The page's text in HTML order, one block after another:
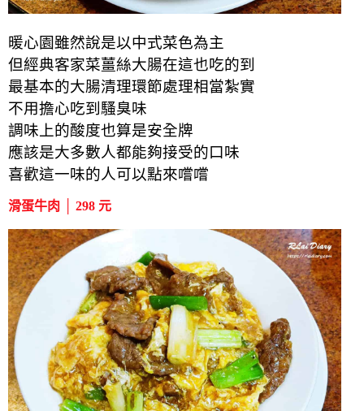
暖心園雖然說是以中式菜色為主
但經典客家菜薑絲大腸在這也吃的到
最基本的大腸清理環節處理相當紮實
不用擔心吃到騷臭味
調味上的酸度也算是安全牌
應該是大多數人都能夠接受的口味
喜歡這一味的人可以點來嚐嚐
滑蛋牛肉 │ 298 元